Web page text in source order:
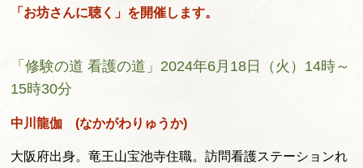
「お坊さんに聴く」を開催します。
「修験の道 看護の道」2024年6月18日（火）14時～
15時30分
中川龍伽 (なかがわりゅうか)
大阪府出身。竜王山宝池寺住職。訪問看護ステーションれ